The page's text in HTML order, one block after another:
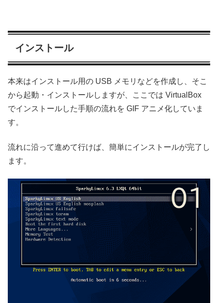
インストール
本来はインストール用の USB メモリなどを作成し、そこ
から起動・インストールしますが、ここでは VirtualBox
でインストールした手順の流れを GIF アニメ化していま
す。
流れに沿って進めて行けば、簡単にインストールが完了し
ます。